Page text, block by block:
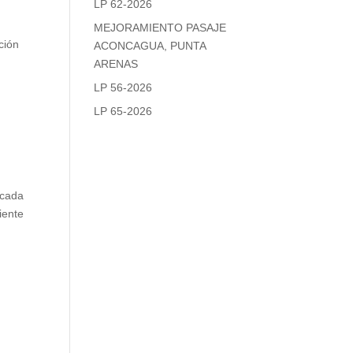
LP 62-2026
MEJORAMIENTO PASAJE
ACONCAGUA, PUNTA
ARENAS
LP 56-2026
LP 65-2026